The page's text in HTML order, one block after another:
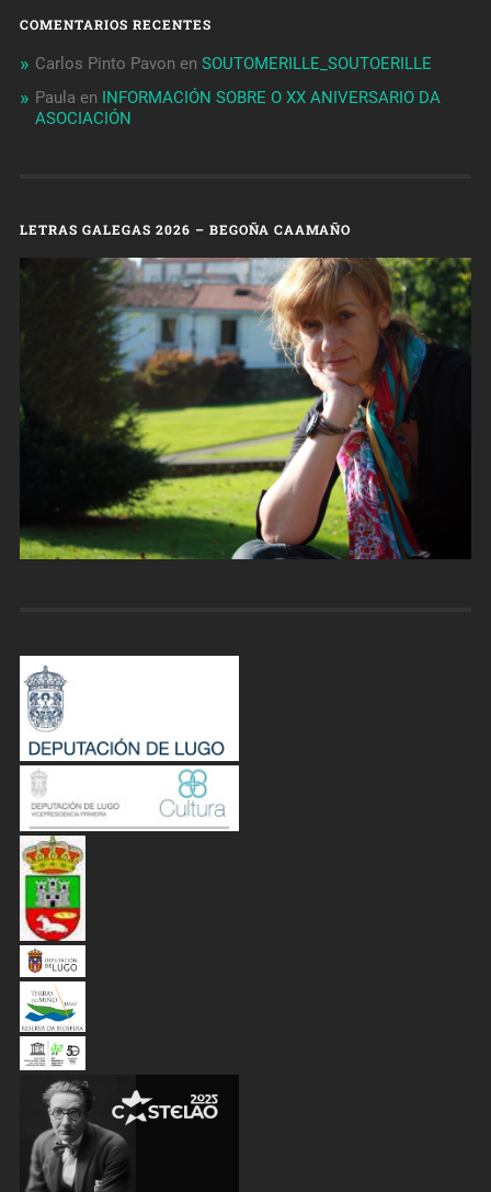
COMENTARIOS RECENTES
Carlos Pinto Pavon en SOUTOMERILLE_SOUTOERILLE
Paula en INFORMACIÓN SOBRE O XX ANIVERSARIO DA
ASOCIACIÓN
LETRAS GALEGAS 2026 – BEGOÑA CAAMAÑO